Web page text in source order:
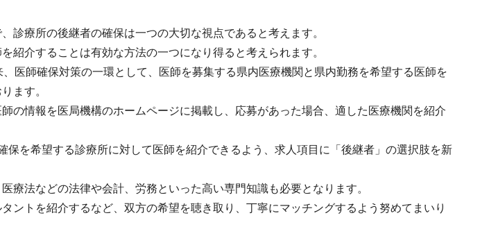
診療所の後継者の確保は一つの大切な視点であると考えます。
紹介することは有効な方法の一つになり得ると考えられます。
医師確保対策の一環として、医師を募集する県内医療機関と県内勤務を希望する医師を
ます。
の情報を医局機構のホームページに掲載し、応募があった場合、適した医療機関を紹介
保を希望する診療所に対して医師を紹介できるよう、求人項目に「後継者」の選択肢を新
療法などの法律や会計、労務といった高い専門知識も必要となります。
ントを紹介するなど、双方の希望を聴き取り、丁寧にマッチングするよう努めてまいり